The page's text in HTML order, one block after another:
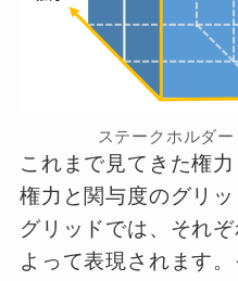
ステークホルダ
これまで見てきた権
権力と関与度のグリ
グリッドでは、それ
よって表現されます